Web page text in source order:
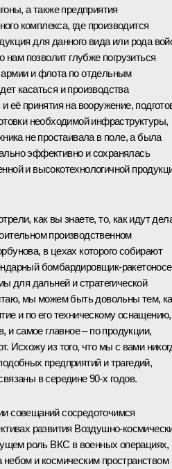
а также предприятия
комплекса, где производится
для данного вида или рода
нам позволит глубже погрузиться
и флота по отдельным
касаться и производства
её принятия на вооружение,
необходимой инфраструктуры,
не простаивала в поле, а была
эффективно и сохранялась
и высокотехнологичной
как вы знаете, то, как идут
производственном
в цехах которого собирают
для дальней и стратегической
мы можем быть довольны тем,
и по его техническому оснащению,
и самое главное – по продукции,
Исхожу из того, что мы с вами
предприятий и трагедий,
в середине 90‑х годов.
совещаний сосредоточимся
развития
роль ВКС в военных операциях,
и космическим пространством